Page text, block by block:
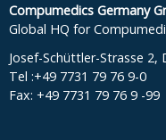
Compumedics Germany
Global HQ for
Josef-Schüttler-Strasse 2,
Tel :+49 7731 79 76 9-0
Fax: +49 7731 79 76 9 -99